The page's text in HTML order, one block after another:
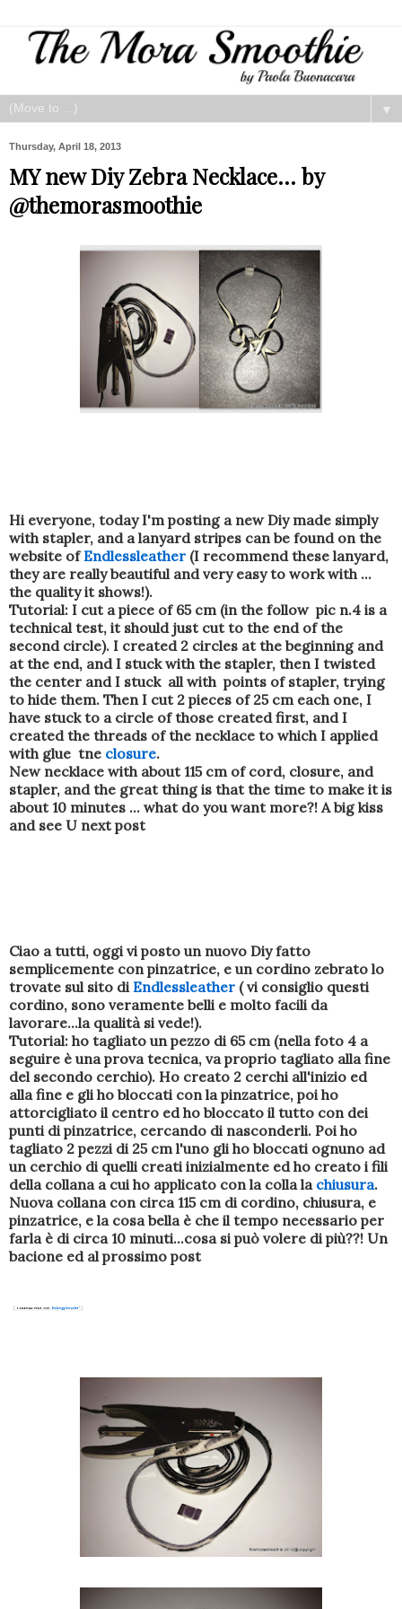
▼
Thursday, April 18, 2013
MY new Diy Zebra Necklace... by
@themorasmoothie
Hi everyone, today I'm posting a new Diy made simply
with stapler, and a lanyard stripes can be found on the
website of Endlessleather (I recommend these lanyard,
they are really beautiful and very easy to work with ...
the quality it shows!).
Tutorial: I cut a piece of 65 cm (in the follow pic n.4 is a
technical test, it should just cut to the end of the
second circle). I created 2 circles at the beginning and
at the end, and I stuck with the stapler, then I twisted
the center and I stuck all with points of stapler, trying
to hide them. Then I cut 2 pieces of 25 cm each one, I
have stuck to a circle of those created first, and I
created the threads of the necklace to which I applied
with glue tne closure.
New necklace with about 115 cm of cord, closure, and
stapler, and the great thing is that the time to make it is
about 10 minutes ... what do you want more?! A big kiss
and see U next post
Ciao a tutti, oggi vi posto un nuovo Diy fatto
semplicemente con pinzatrice, e un cordino zebrato lo
trovate sul sito di Endlessleather ( vi consiglio questi
cordino, sono veramente belli e molto facili da
lavorare...la qualità si vede!).
Tutorial: ho tagliato un pezzo di 65 cm (nella foto 4 a
seguire è una prova tecnica, va proprio tagliato alla fine
del secondo cerchio). Ho creato 2 cerchi all'inizio ed
alla fine e gli ho bloccati con la pinzatrice, poi ho
attorcigliato il centro ed ho bloccato il tutto con dei
punti di pinzatrice, cercando di nasconderli. Poi ho
tagliato 2 pezzi di 25 cm l'uno gli ho bloccati ognuno ad
un cerchio di quelli creati inizialmente ed ho creato i fili
della collana a cui ho applicato con la colla la chiusura.
Nuova collana con circa 115 cm di cordino, chiusura, e
pinzatrice, e la cosa bella è che il tempo necessario per
farla è di circa 10 minuti...cosa si può volere di più??! Un
bacione ed al prossimo post